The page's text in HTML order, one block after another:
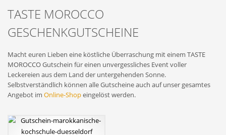
TASTE MOROCCO
GESCHENKGUTSCHEINE
Macht euren Lieben eine köstliche Überraschung mit einem TASTE
MOROCCO Gutschein für einen unvergessliches Event voller
Leckereien aus dem Land der untergehenden Sonne.
Selbstverständlich können alle Gutscheine auch auf unser gesamtes
Angebot im Online-Shopeingelöst werden.